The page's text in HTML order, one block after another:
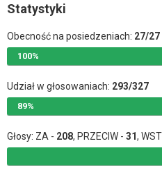
Statystyki
Obecność na posiedzeniach: 27/27
100%
Udział w głosowaniach: 293/327
89%
Głosy: ZA - 208, PRZECIW - 31,